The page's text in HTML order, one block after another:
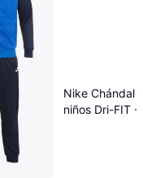
Nike Chándal
niños Dri-FIT -